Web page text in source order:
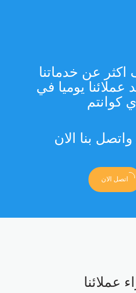
اكثر عن خدماتنا
عملائنا يوميا في
كوانتم
واتصل بنا الان
اتصل الان
عملائنا